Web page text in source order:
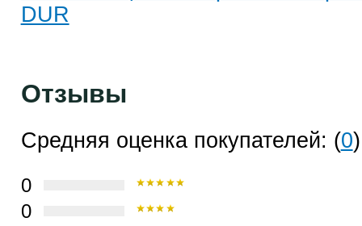
DUR
Отзывы
Средняя оценка покупателей: (0)
0
0